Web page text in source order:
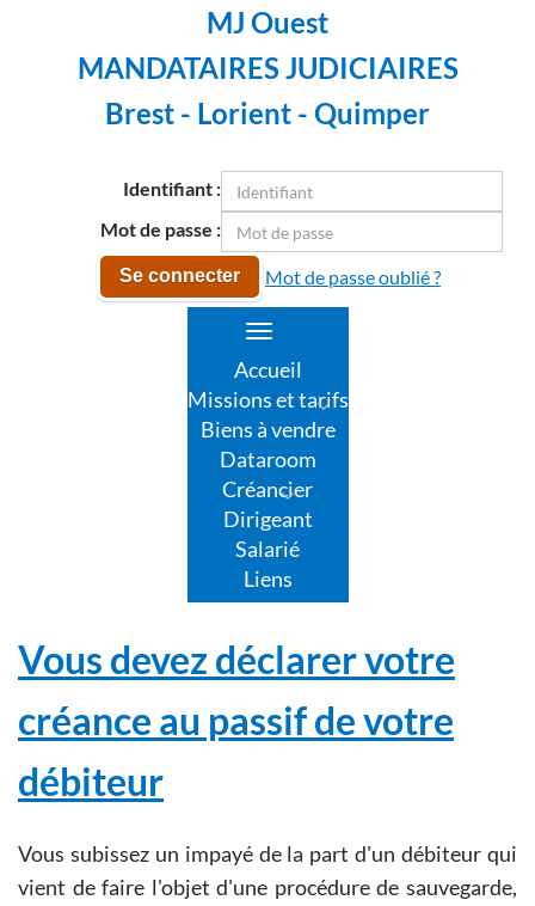
MJ Ouest
MANDATAIRES JUDICIAIRES
Brest - Lorient - Quimper
Identifiant :
Mot de passe :
Se connecter Mot de passe oublié ?
Toggle
navigation
Accueil
Missions et tarifs
Biens à vendre
Dataroom
Créancier
Dirigeant
Salarié
Liens
Vous devez déclarer votre
créance au passif de votre
débiteur
Vous subissez un impayé de la part d'un débiteur qui
vient de faire l'objet d'une procédure de sauvegarde,